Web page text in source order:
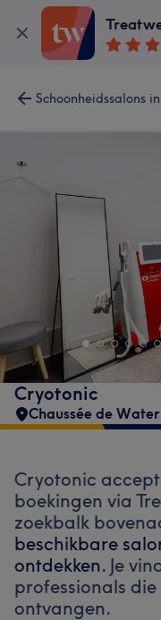
Schoonheidssalons
Cryotonic
Chaussée de
Cryotonic
boekingen via
zoekbalk
beschikbare
ontdekken. Je
professionals
ontvangen.